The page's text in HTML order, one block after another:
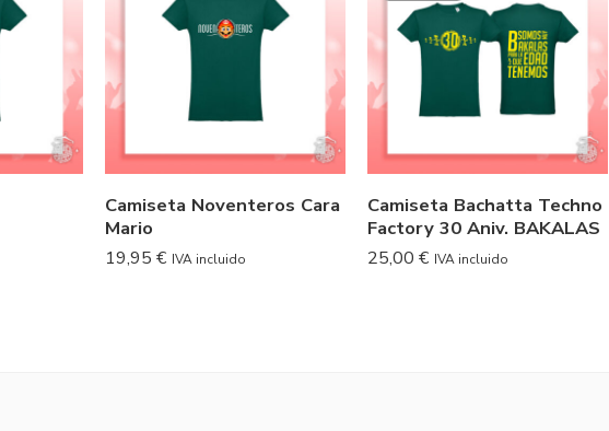
Camiseta Noventeros Cara
Mario
19,95 € IVA incluido
Camiseta Bachatta Techno
Factory 30 Aniv. BAKALAS
25,00 € IVA incluido